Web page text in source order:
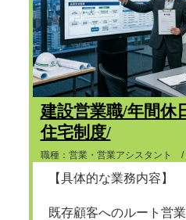
建設営業職/年間休
住宅制度/
職種：営業・営業アシスタント
【具体的な業務内容】
既存顧客へのルート営